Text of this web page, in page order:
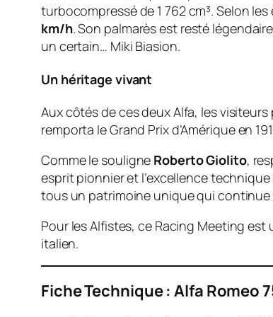
turbocompressé de 1 762 cm³. Selon
km/h. Son palmarès est resté
un certain… Miki Biasion.
Un héritage vivant
Aux côtés de ces deux Alfa, les
remporta le Grand Prix d’Amérique en
Comme le souligne Roberto Giolito,
esprit pionnier et l’excellence
tous un patrimoine unique qui continue
Pour les Alfistes, ce Racing Meeting
italien.
Fiche Technique : Alfa Romeo